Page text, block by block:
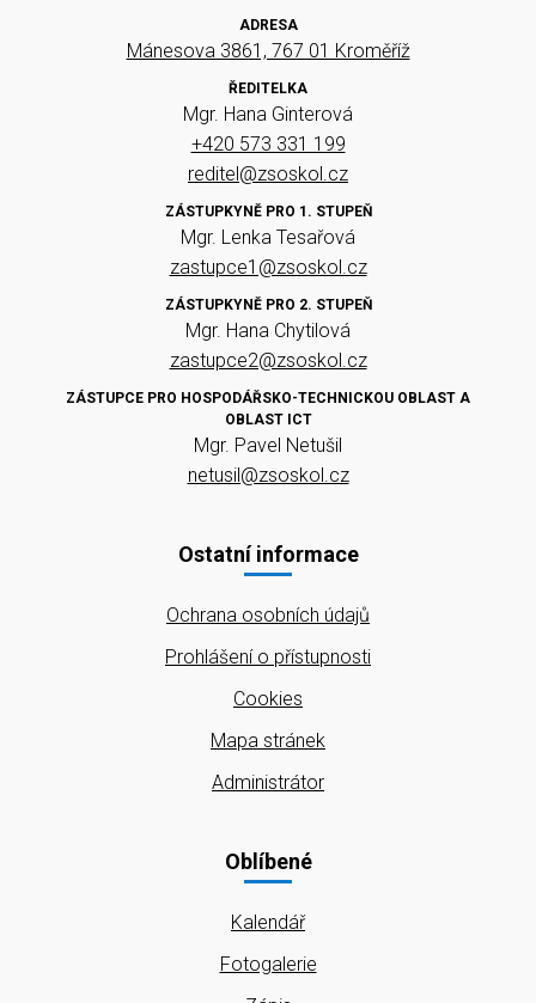
ADRESA
Mánesova 3861, 767 01 Kroměříž
ŘEDITELKA
Mgr. Hana Ginterová
+420 573 331 199
reditel@zsoskol.cz
ZÁSTUPKYNĚ PRO 1. STUPEŇ
Mgr. Lenka Tesařová
zastupce1@zsoskol.cz
ZÁSTUPKYNĚ PRO 2. STUPEŇ
Mgr. Hana Chytilová
zastupce2@zsoskol.cz
ZÁSTUPCE PRO HOSPODÁŘSKO-TECHNICKOU OBLAST A
OBLAST ICT
Mgr. Pavel Netušil
netusil@zsoskol.cz
Ostatní informace
Ochrana osobních údajů
Prohlášení o přístupnosti
Cookies
Mapa stránek
Administrátor
Oblíbené
Kalendář
Fotogalerie